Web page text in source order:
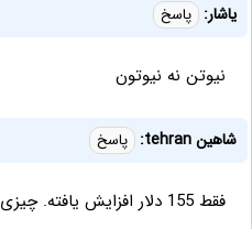
یاشار: پاسخ
نیوتن نه نیوتون
شاهین tehran: پاسخ
فقط 155 دلار افزایش یافته. چیزی نیست که.